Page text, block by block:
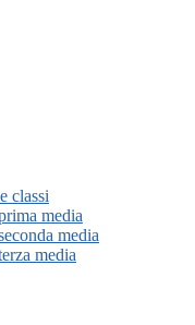
classi
media
media
media